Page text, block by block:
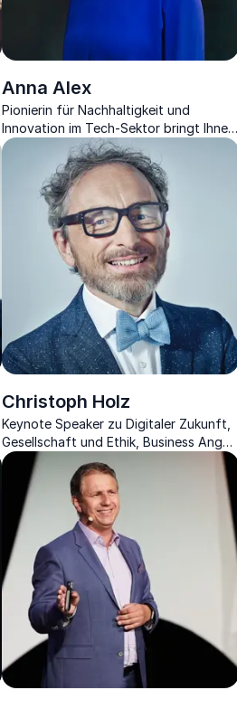
Anna Alex
Pionierin für Nachhaltigkeit und
Innovation im Tech-Sektor bringt Ihnen
näher, wie Sie Ihr Unternehmen für die
Zukunft rüsten.
Christoph Holz
Keynote Speaker zu Digitaler Zukunft,
Gesellschaft und Ethik, Business Angel,
Podcaster, Silicon-Valley-Entrepreneur,
Rocket Scientist, Nerd & Start-up-
Gründer.